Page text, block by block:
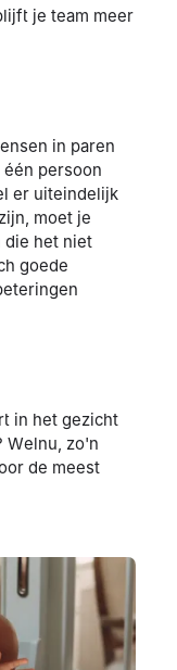
je team meer
in paren
persoon
er uiteindelijk
moet je
die het niet
goede
in het gezicht
Welnu, zo'n
de meest